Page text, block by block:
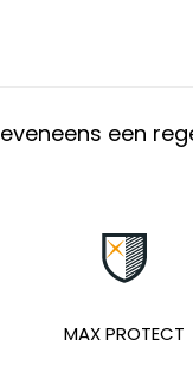
een
MAX PROTECT